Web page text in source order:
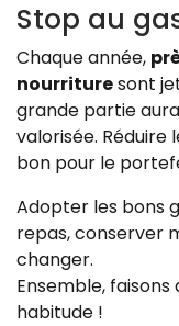
Stop au
Chaque année,
nourrituresont
grande partie
valorisée. Réduire
bon pour le
Adopter les bons
repas, conserver
changer.
Ensemble, faisons
habitude !